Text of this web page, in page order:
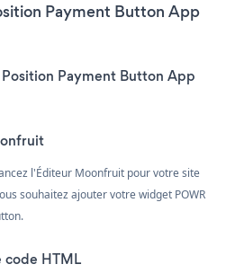
Payment Button App
Payment Button App
l'Éditeur Moonfruit pour votre site
souhaitez ajouter votre widget POWR
code HTML